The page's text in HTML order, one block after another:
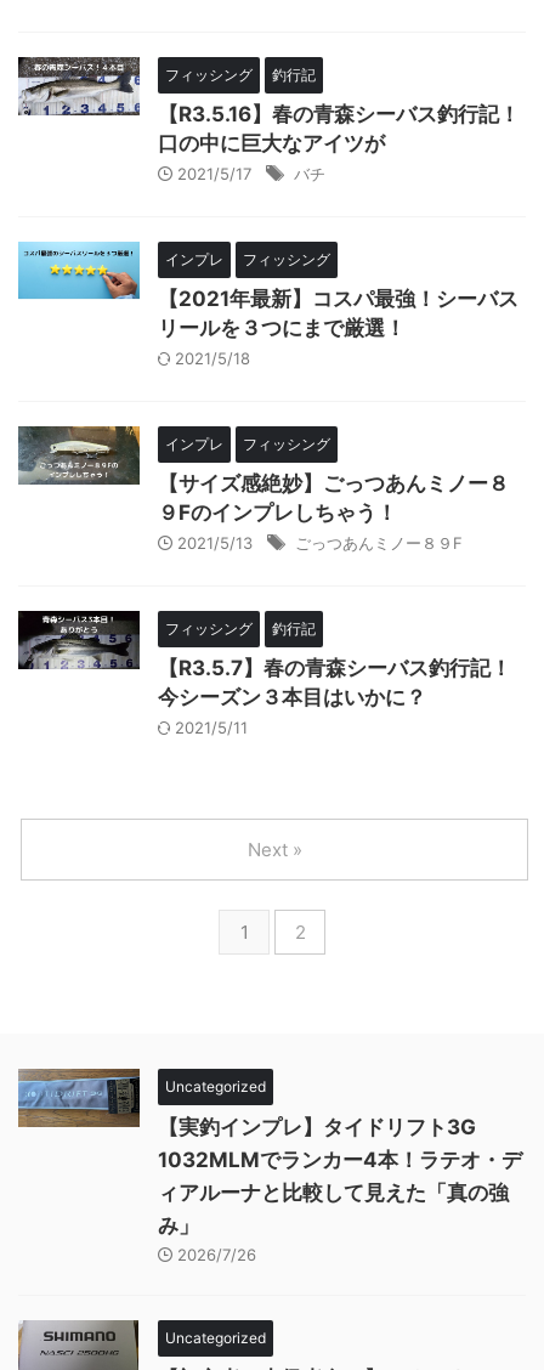
フィッシング 釣行記
【R3.5.16】春の青森シーバス釣行記！
口の中に巨大なアイツが
2021/5/17 バチ
インプレ フィッシング
【2021年最新】コスパ最強！シーバス
リールを３つにまで厳選！
2021/5/18
インプレ フィッシング
【サイズ感絶妙】ごっつあんミノー８
９Fのインプレしちゃう！
2021/5/13 ごっつあんミノー８９F
フィッシング 釣行記
【R3.5.7】春の青森シーバス釣行記！
今シーズン３本目はいかに？
2021/5/11
1 2
Next »
Uncategorized
【実釣インプレ】タイドリフト3G
1032MLMでランカー4本！ラテオ・デ
ィアルーナと比較して見えた「真の強
み」
2026/7/26
Uncategorized